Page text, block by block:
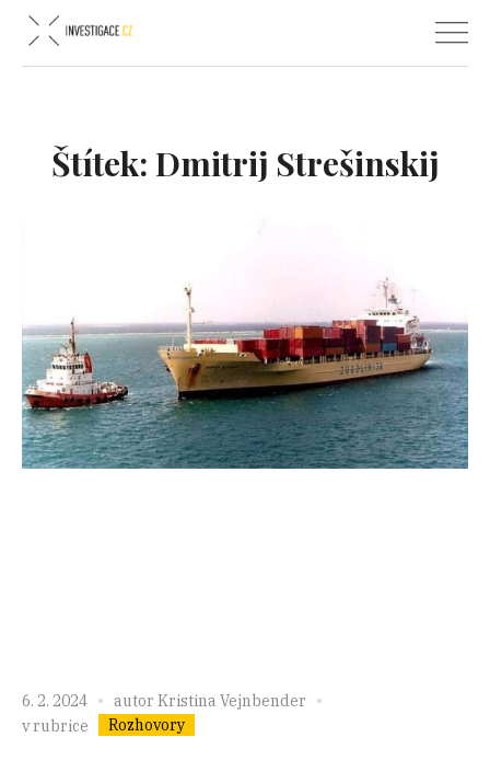
Štítek: Dmitrij Strešinskij
6. 2. 2024 autor Kristina Vejnbender
v rubrice
Rozhovory